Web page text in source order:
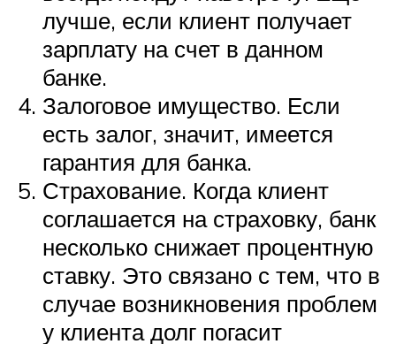
лучше, если клиент получает
зарплату на счет в данном
банке.
Залоговое имущество. Если
есть залог, значит, имеется
гарантия для банка.
Страхование. Когда клиент
соглашается на страховку, банк
несколько снижает процентную
ставку. Это связано с тем, что в
случае возникновения проблем
у клиента долг погасит